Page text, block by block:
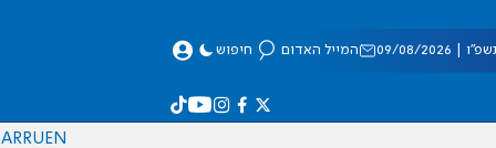
08/2026 המייל האדום חיפוש
EN
RU
AR